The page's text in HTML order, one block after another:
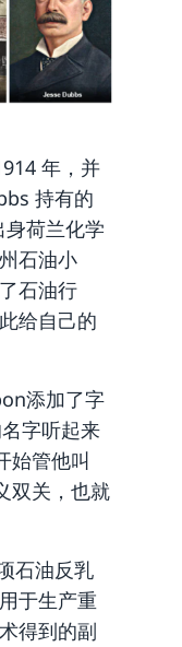
年，并
持有的
荷兰化学
石油小
石油行
给自己的
添加了字
字听起来
始管他叫
双关，也就
石油反乳
于生产重
得到的副